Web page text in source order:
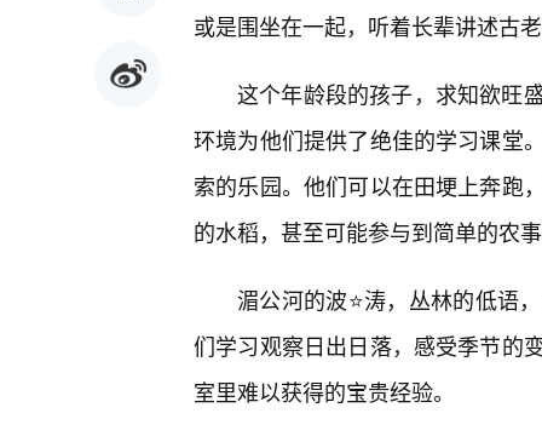
或是围坐在一起，听着长辈讲述古老
这个年龄段的孩子，求知欲旺
环境为他们提供了绝佳的学习课堂
索的乐园。他们可以在田埂上奔跑
的水稻，甚至可能参与到简单的农
湄公河的波⭐涛，丛林的低语
们学习观察日出日落，感受季节的
室里难以获得的宝贵经验。